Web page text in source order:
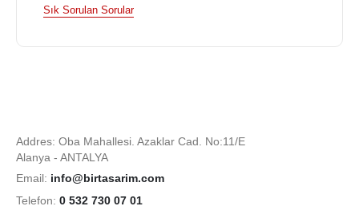
Sık Sorulan Sorular
Addres: Oba Mahallesi. Azaklar Cad. No:11/E
Alanya - ANTALYA
Email: info@birtasarim.com
Telefon: 0 532 730 07 01